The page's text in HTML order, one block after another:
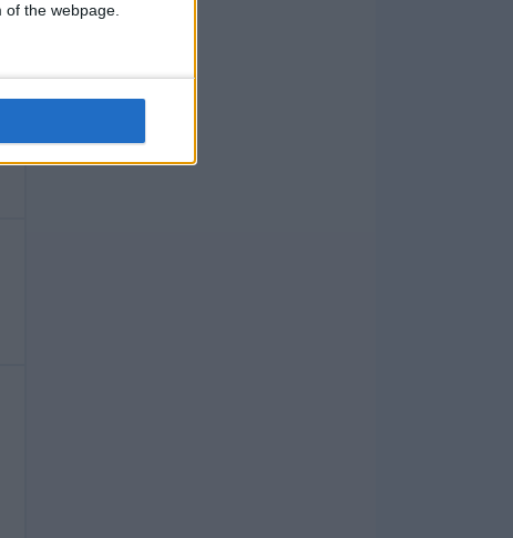
the webpage.